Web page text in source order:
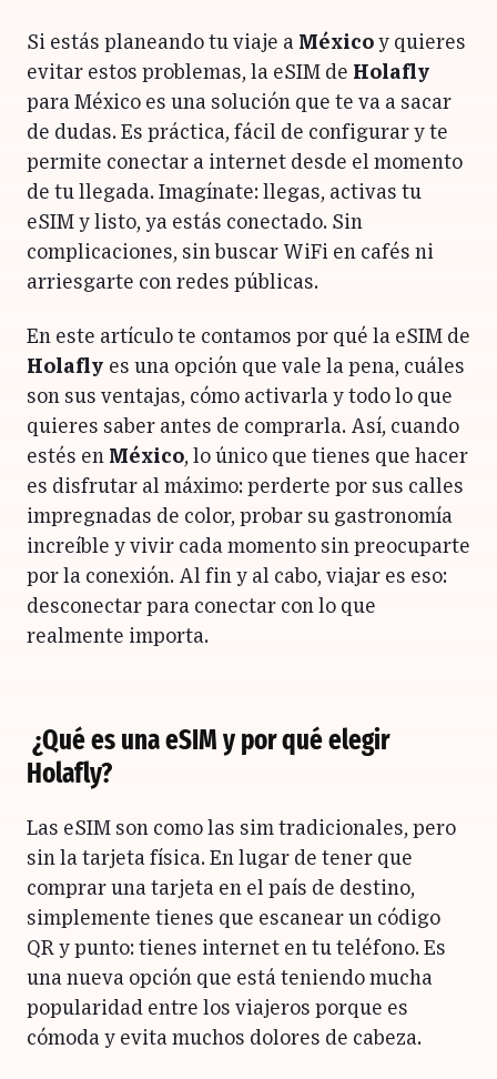
Si estás planeando tu viaje a México y quieres
evitar estos problemas, la eSIM de Holafly
para México es una solución que te va a sacar
de dudas. Es práctica, fácil de configurar y te
permite conectar a internet desde el momento
de tu llegada. Imagínate: llegas, activas tu
eSIM y listo, ya estás conectado. Sin
complicaciones, sin buscar WiFi en cafés ni
arriesgarte con redes públicas.
En este artículo te contamos por qué la eSIM de
Holafly es una opción que vale la pena, cuáles
son sus ventajas, cómo activarla y todo lo que
quieres saber antes de comprarla. Así, cuando
estés en México, lo único que tienes que hacer
es disfrutar al máximo: perderte por sus calles
impregnadas de color, probar su gastronomía
increíble y vivir cada momento sin preocuparte
por la conexión. Al fin y al cabo, viajar es eso:
desconectar para conectar con lo que
realmente importa.
¿Qué es una eSIM y por qué elegir
Holafly?
Las eSIM son como las sim tradicionales, pero
sin la tarjeta física. En lugar de tener que
comprar una tarjeta en el país de destino,
simplemente tienes que escanear un código
QR y punto: tienes internet en tu teléfono. Es
una nueva opción que está teniendo mucha
popularidad entre los viajeros porque es
cómoda y evita muchos dolores de cabeza.